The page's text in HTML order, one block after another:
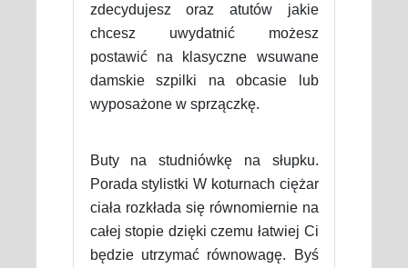
zdecydujesz oraz atutów jakie
chcesz uwydatnić możesz
postawić na klasyczne wsuwane
damskie szpilki na obcasie lub
wyposażone w sprzączkę.
Buty na studniówkę na słupku.
Porada stylistki W koturnach ciężar
ciała rozkłada się równomiernie na
całej stopie dzięki czemu łatwiej Ci
będzie utrzymać równowagę. Byś